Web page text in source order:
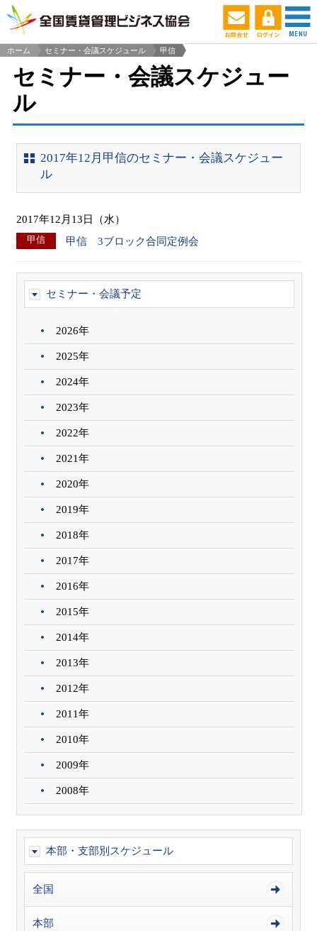
ホーム
セミナー・会議スケジュール
甲信
セミナー・会議スケジュー
ル
2017年12月甲信のセミナー・会議スケジュー
ル
2017年12月13日（水）
甲信 甲信 3ブロック合同定例会
セミナー・会議予定
2026年
2025年
2024年
2023年
2022年
2021年
2020年
2019年
2018年
2017年
2016年
2015年
2014年
2013年
2012年
2011年
2010年
2009年
2008年
本部・支部別スケジュール
全国
本部